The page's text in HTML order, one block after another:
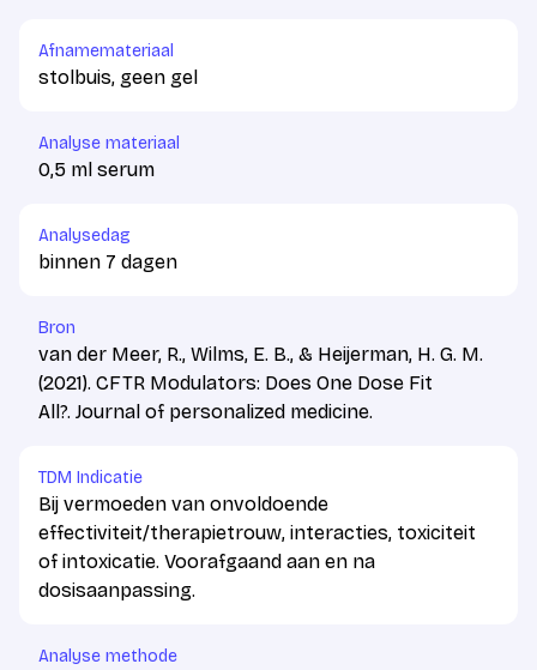
Afnamemateriaal
stolbuis, geen gel
Analyse materiaal
0,5 ml serum
Analysedag
binnen 7 dagen
Bron
van der Meer, R., Wilms, E. B., & Heijerman, H. G. M.
(2021). CFTR Modulators: Does One Dose Fit
All?. Journal of personalized medicine.
TDM Indicatie
Bij vermoeden van onvoldoende
effectiviteit/therapietrouw, interacties, toxiciteit
of intoxicatie. Voorafgaand aan en na
dosisaanpassing.
Analyse methode